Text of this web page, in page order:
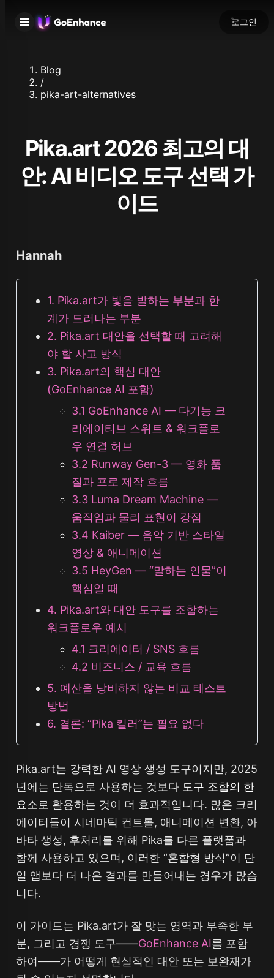
로그인
Blog
/
pika-art-alternatives
Pika.art 2026 최고의 대
안: AI 비디오 도구 선택 가
이드
Hannah
1. Pika.art가 빛을 발하는 부분과 한
계가 드러나는 부분
2. Pika.art 대안을 선택할 때 고려해
야 할 사고 방식
3. Pika.art의 핵심 대안
(GoEnhance AI 포함)
3.1 GoEnhance AI — 다기능 크
리에이티브 스위트 & 워크플로
우 연결 허브
3.2 Runway Gen-3 — 영화 품
질과 프로 제작 흐름
3.3 Luma Dream Machine —
움직임과 물리 표현이 강점
3.4 Kaiber — 음악 기반 스타일
영상 & 애니메이션
3.5 HeyGen — “말하는 인물”이
핵심일 때
4. Pika.art와 대안 도구를 조합하는
워크플로우 예시
4.1 크리에이터 / SNS 흐름
4.2 비즈니스 / 교육 흐름
5. 예산을 낭비하지 않는 비교 테스트
방법
6. 결론: “Pika 킬러”는 필요 없다
Pika.art는 강력한 AI 영상 생성 도구이지만, 2025
년에는 단독으로 사용하는 것보다 도구 조합의 한
요소로 활용하는 것이 더 효과적입니다. 많은 크리
에이터들이 시네마틱 컨트롤, 애니메이션 변환, 아
바타 생성, 후처리를 위해 Pika를 다른 플랫폼과
함께 사용하고 있으며, 이러한 “혼합형 방식”이 단
일 앱보다 더 나은 결과를 만들어내는 경우가 많습
니다.
이 가이드는 Pika.art가 잘 맞는 영역과 부족한 부
분, 그리고 경쟁 도구——GoEnhance AI를 포함
하여——가 어떻게 현실적인 대안 또는 보완재가